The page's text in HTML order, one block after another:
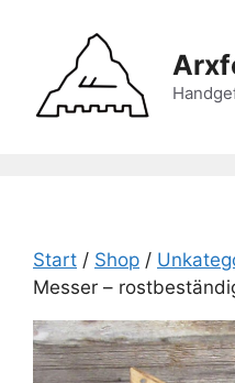
springen
Start / Shop /
Messer –